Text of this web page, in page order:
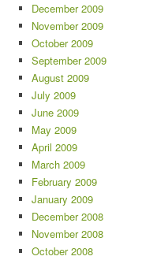
December 2009
November 2009
October 2009
September 2009
August 2009
July 2009
June 2009
May 2009
April 2009
March 2009
February 2009
January 2009
December 2008
November 2008
October 2008